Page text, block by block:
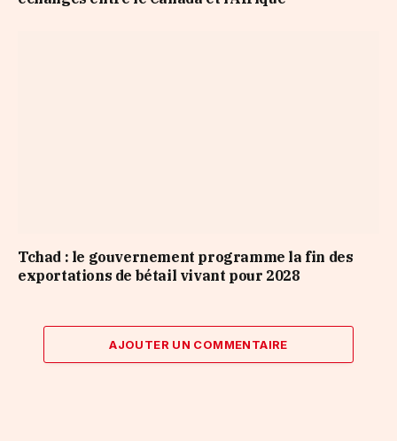
Tchad : le gouvernement programme la fin des
exportations de bétail vivant pour 2028
AJOUTER UN COMMENTAIRE